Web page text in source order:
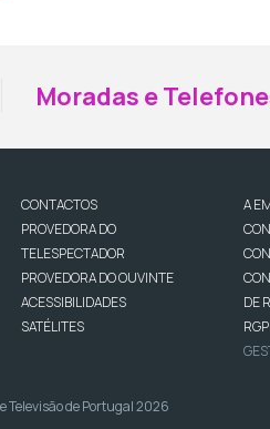
Moradas e
CONTACTOS
PROVEDORA DO
TELESPECTADOR
PROVEDORA DO OUVINTE
ACESSIBILIDADES
SATÉLITES
A
DE
Televisão de Portugal 2026